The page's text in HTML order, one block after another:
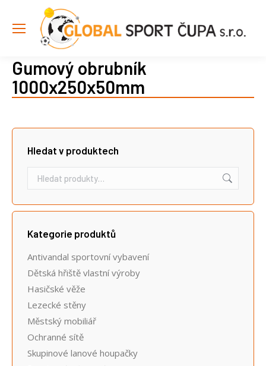
Gumový obrubník
1000x250x50mm
Hledat v produktech
Kategorie produktů
Antivandal sportovní vybavení
Dětská hřiště vlastní výroby
Hasičské věže
Lezecké stěny
Městský mobiliář
Ochranné sítě
Skupinové lanové houpačky